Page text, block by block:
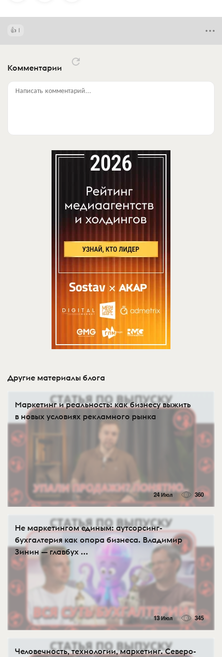
1
Комментарии
Написать комментарий...
Другие материалы блога
Маркетинг и реальность: как бизнесу выжить
в новых условиях рекламного рынка
24 Июл 360
Не маркетингом единым: аутсорсинг-
бухгалтерия как опора бизнеса. Владимир
Зинин — главбух ...
13 Июл 345
Человечность, технологии, маркетинг. Северо-